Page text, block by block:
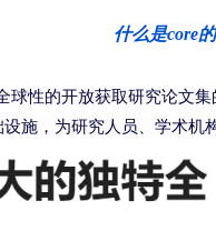
什么是core
性的开放获取研究论文
施，为研究人员、学术